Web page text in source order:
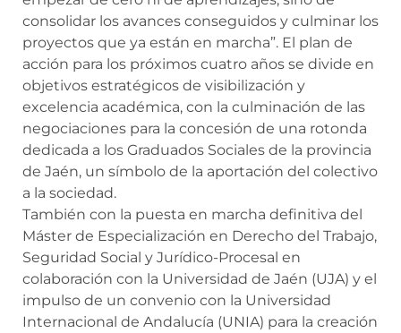
consolidar los avances conseguidos y culminar los
proyectos que ya están en marcha”. El plan de
acción para los próximos cuatro años se divide en
objetivos estratégicos de visibilización y
excelencia académica, con la culminación de las
negociaciones para la concesión de una rotonda
dedicada a los Graduados Sociales de la provincia
de Jaén, un símbolo de la aportación del colectivo
a la sociedad.
También con la puesta en marcha definitiva del
Máster de Especialización en Derecho del Trabajo,
Seguridad Social y Jurídico-Procesal en
colaboración con la Universidad de Jaén (UJA) y el
impulso de un convenio con la Universidad
Internacional de Andalucía (UNIA) para la creación